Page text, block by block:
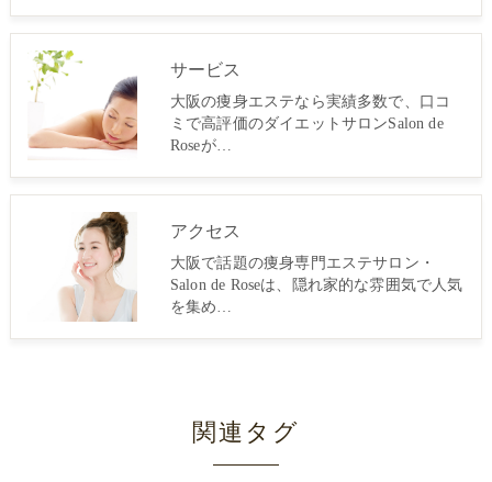
サービス
大阪の痩身エステなら実績多数で、口コ
ミで高評価のダイエットサロンSalon de
Roseが…
アクセス
大阪で話題の痩身専門エステサロン・
Salon de Roseは、隠れ家的な雰囲気で人気
を集め…
関連タグ